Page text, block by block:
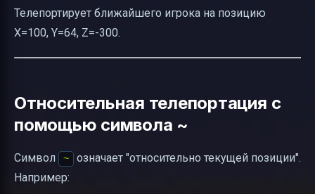
Телепортирует ближайшего игрока на позицию
X=100, Y=64, Z=-300.
Относительная телепортация с
помощью символа ~
Символ ~
означает "относительно текущей позиции".
Например: